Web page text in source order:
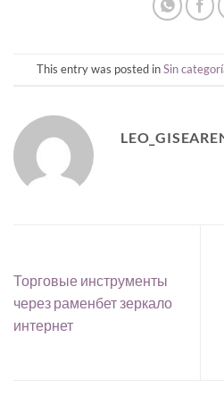
This entry was posted inSin
Торговые инструменты
через раменбет зеркало
интернет